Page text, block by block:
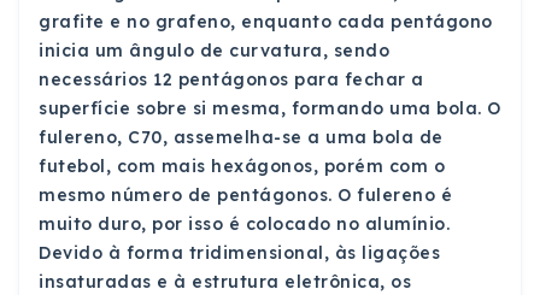
grafite e no grafeno, enquanto cada pentágono
inicia um ângulo de curvatura, sendo
necessários 12 pentágonos para fechar a
superfície sobre si mesma, formando uma bola. O
fulereno, C70, assemelha-se a uma bola de
futebol, com mais hexágonos, porém com o
mesmo número de pentágonos. O fulereno é
muito duro, por isso é colocado no alumínio.
Devido à forma tridimensional, às ligações
insaturadas e à estrutura eletrônica, os